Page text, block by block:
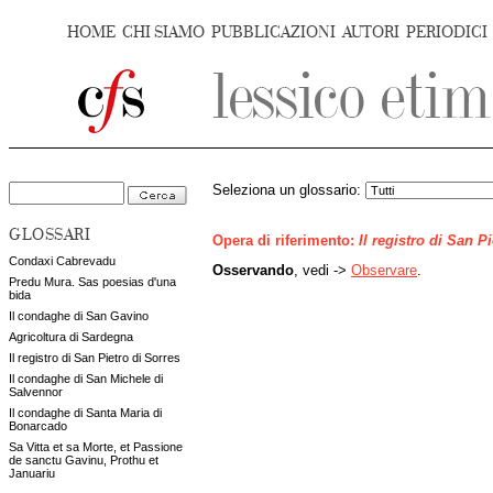
HOME CHI SIAMO PUBBLICAZIONI AUTORI PERIODICI
GLOSSARI
Condaxi Cabrevadu
Predu Mura. Sas poesias d'una
bida
Il condaghe di San Gavino
Agricoltura di Sardegna
Il registro di San Pietro di Sorres
Il condaghe di San Michele di
Salvennor
Il condaghe di Santa Maria di
Bonarcado
Sa Vitta et sa Morte, et Passione
de sanctu Gavinu, Prothu et
Januariu
Seleziona un glossario:
Opera di riferimento: Il registro di San
Osservando , vedi -> Observare